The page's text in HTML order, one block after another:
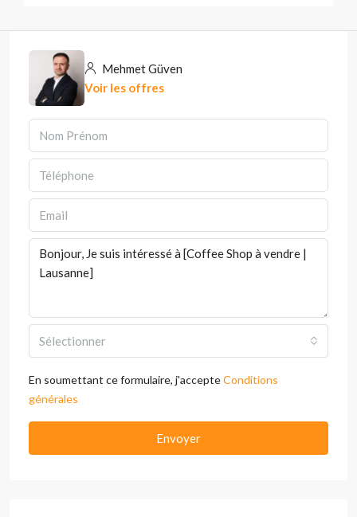
Mehmet Güven
Voir les offres
Sélectionner
En soumettant ce formulaire, j'accepteConditions
générales
Envoyer